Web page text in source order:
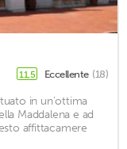
11,5 Eccellente (18)
in un'ottima
Maddalena e ad
affittacamere